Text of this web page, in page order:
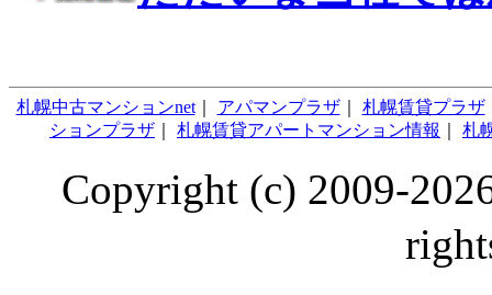
札幌中古マンションnet｜ アパマンプラザ｜ 札幌賃貸プラザ
ションプラザ
札幌賃貸アパートマンション情報 札
Copyright (c) 2009-